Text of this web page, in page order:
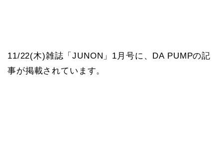
11/22(木)雑誌「JUNON」1月号に、DA PUMPの記
事が掲載されています。